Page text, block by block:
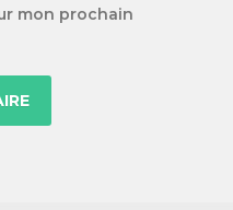
mon prochain